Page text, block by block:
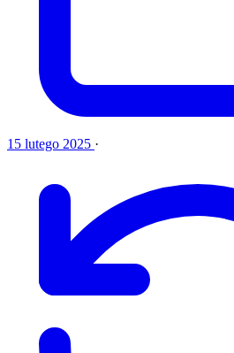
15 lutego 2025 ·